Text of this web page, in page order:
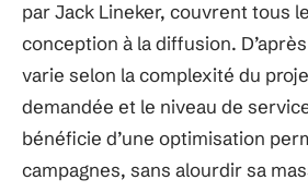
par Jack Lineker, couvrent tous
conception à la diffusion.
varie selon la complexité du
demandée et le niveau de
bénéficie d’une optimisation
campagnes, sans alourdir sa